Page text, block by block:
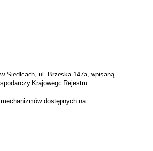
Siedlcach, ul. Brzeska 147a, wpisaną
Krajowego Rejestru
dostępnych na